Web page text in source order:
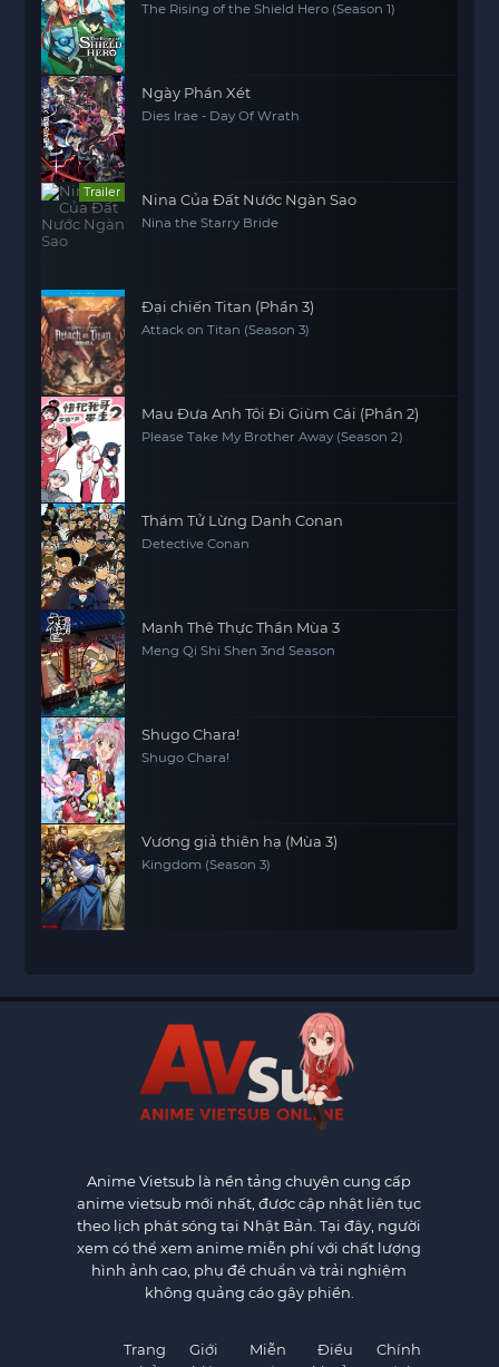
The Rising of the Shield Hero (Season 1)
Ngày Phán Xét
Dies Irae - Day Of Wrath
Trailer Nina Của Đất Nước Ngàn Sao
Nina the Starry Bride
Đại chiến Titan (Phần 3)
Attack on Titan (Season 3)
Mau Đưa Anh Tôi Đi Giùm Cái (Phần 2)
Please Take My Brother Away (Season 2)
Thám Tử Lừng Danh Conan
Detective Conan
Manh Thê Thực Thần Mùa 3
Meng Qi Shi Shen 3nd Season
Shugo Chara!
Shugo Chara!
Vương giả thiên hạ (Mùa 3)
Kingdom (Season 3)
Anime Vietsub là nền tảng chuyên cung cấp
anime vietsub mới nhất, được cập nhật liên tục
theo lịch phát sóng tại Nhật Bản. Tại đây, người
xem có thể xem anime miễn phí với chất lượng
hình ảnh cao, phụ đề chuẩn và trải nghiệm
không quảng cáo gây phiền.
Trang
Giới
Miễn
Điều
Chính